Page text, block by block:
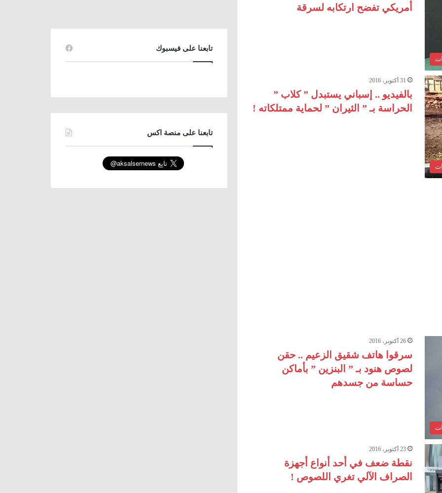
أمريكي تفضح ارتكابه لسرقة
31 أكتوبر، 2016
بالفيديو .. إسباني يستبدل ” كلاب ”
الحراسة بـ ” الثيران ” لحماية ممتلكاته !
26 أكتوبر، 2016
سرقوا هاتف شقيق الزعيم .. حقن
لصوص هنود بـ ” البنزين ” بأماكن
حساسة من جسدهم
23 أكتوبر، 2016
نقطة ضعف في أحد أنواع أجهزة
الصراف الآلي تغري اللصوص !
تابعنا على فيسبوك
تابعنا على منصة اكس